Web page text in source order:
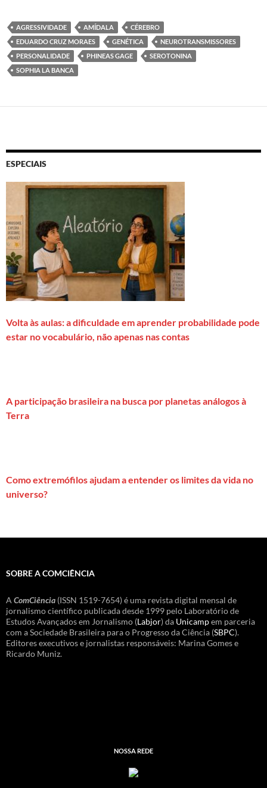
AGRESSIVIDADE AMÍDALA
CÉREBRO
EDUARDO CRUZ MORAES
GENÉTICA
NEUROTRANSMISSORES
PERSONALIDADE
PHINEAS GAGE
SEROTONINA
SOPHIA LA BANCA
ESPECIAIS
Volta às aulas: a dificuldade em aprender probabilidade pode
estar no vocabulário, não apenas nas contas
A participação brasileira na busca por planetas análogos à
Terra
Como extremófilos ajudam a entender os limites da vida no
universo?
SOBRE A COMCIÊNCIA
A ComCiência (ISSN 1519-7654) é uma revista digital mensal de
jornalismo científico publicada desde 1999 pelo Laboratório de
Estudos Avançados em Jornalismo (Labjor) da Unicampem parceria
com a Sociedade Brasileira para o Progresso da Ciência (SBPC).
Editores executivos e jornalistas responsáveis: Marina Gomes e
Ricardo Muniz.
NOSSA REDE